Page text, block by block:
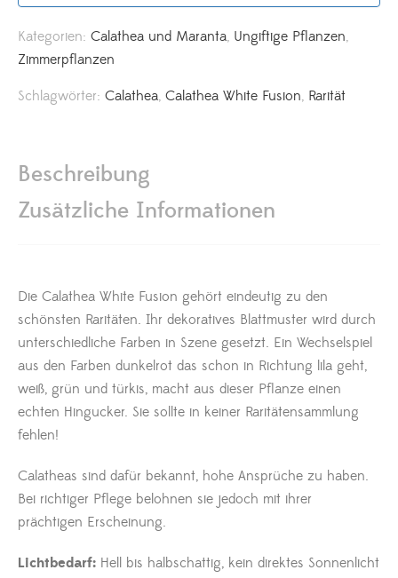
Kategorien: Calathea und Maranta, Ungiftige Pflanzen,
Zimmerpflanzen
Schlagwörter: Calathea, Calathea White Fusion, Rarität
Beschreibung
Zusätzliche Informationen
Die Calathea White Fusion gehört eindeutig zu den
schönsten Raritäten. Ihr dekoratives Blattmuster wird durch
unterschiedliche Farben in Szene gesetzt. Ein Wechselspiel
aus den Farben dunkelrot das schon in Richtung lila geht,
weiß, grün und türkis, macht aus dieser Pflanze einen
echten Hingucker. Sie sollte in keiner Raritätensammlung
fehlen!
Calatheas sind dafür bekannt, hohe Ansprüche zu haben.
Bei richtiger Pflege belohnen sie jedoch mit ihrer
prächtigen Erscheinung.
Lichtbedarf: Hell bis halbschattig, kein direktes Sonnenlicht